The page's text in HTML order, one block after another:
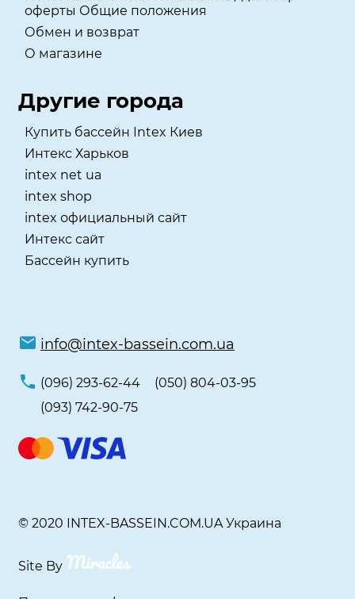
оферты Общие положения
Обмен и возврат
О магазине
Другие города
Купить бассейн Intex Киев
Интекс Харьков
intex net ua
intex shop
intex официальный сайт
Интекс сайт
Бассейн купить
info@intex-bassein.com.ua
(096) 293-62-44
(050) 804-03-95
(093) 742-90-75
© 2020 INTEX-BASSEIN.COM.UA Украина
Site By